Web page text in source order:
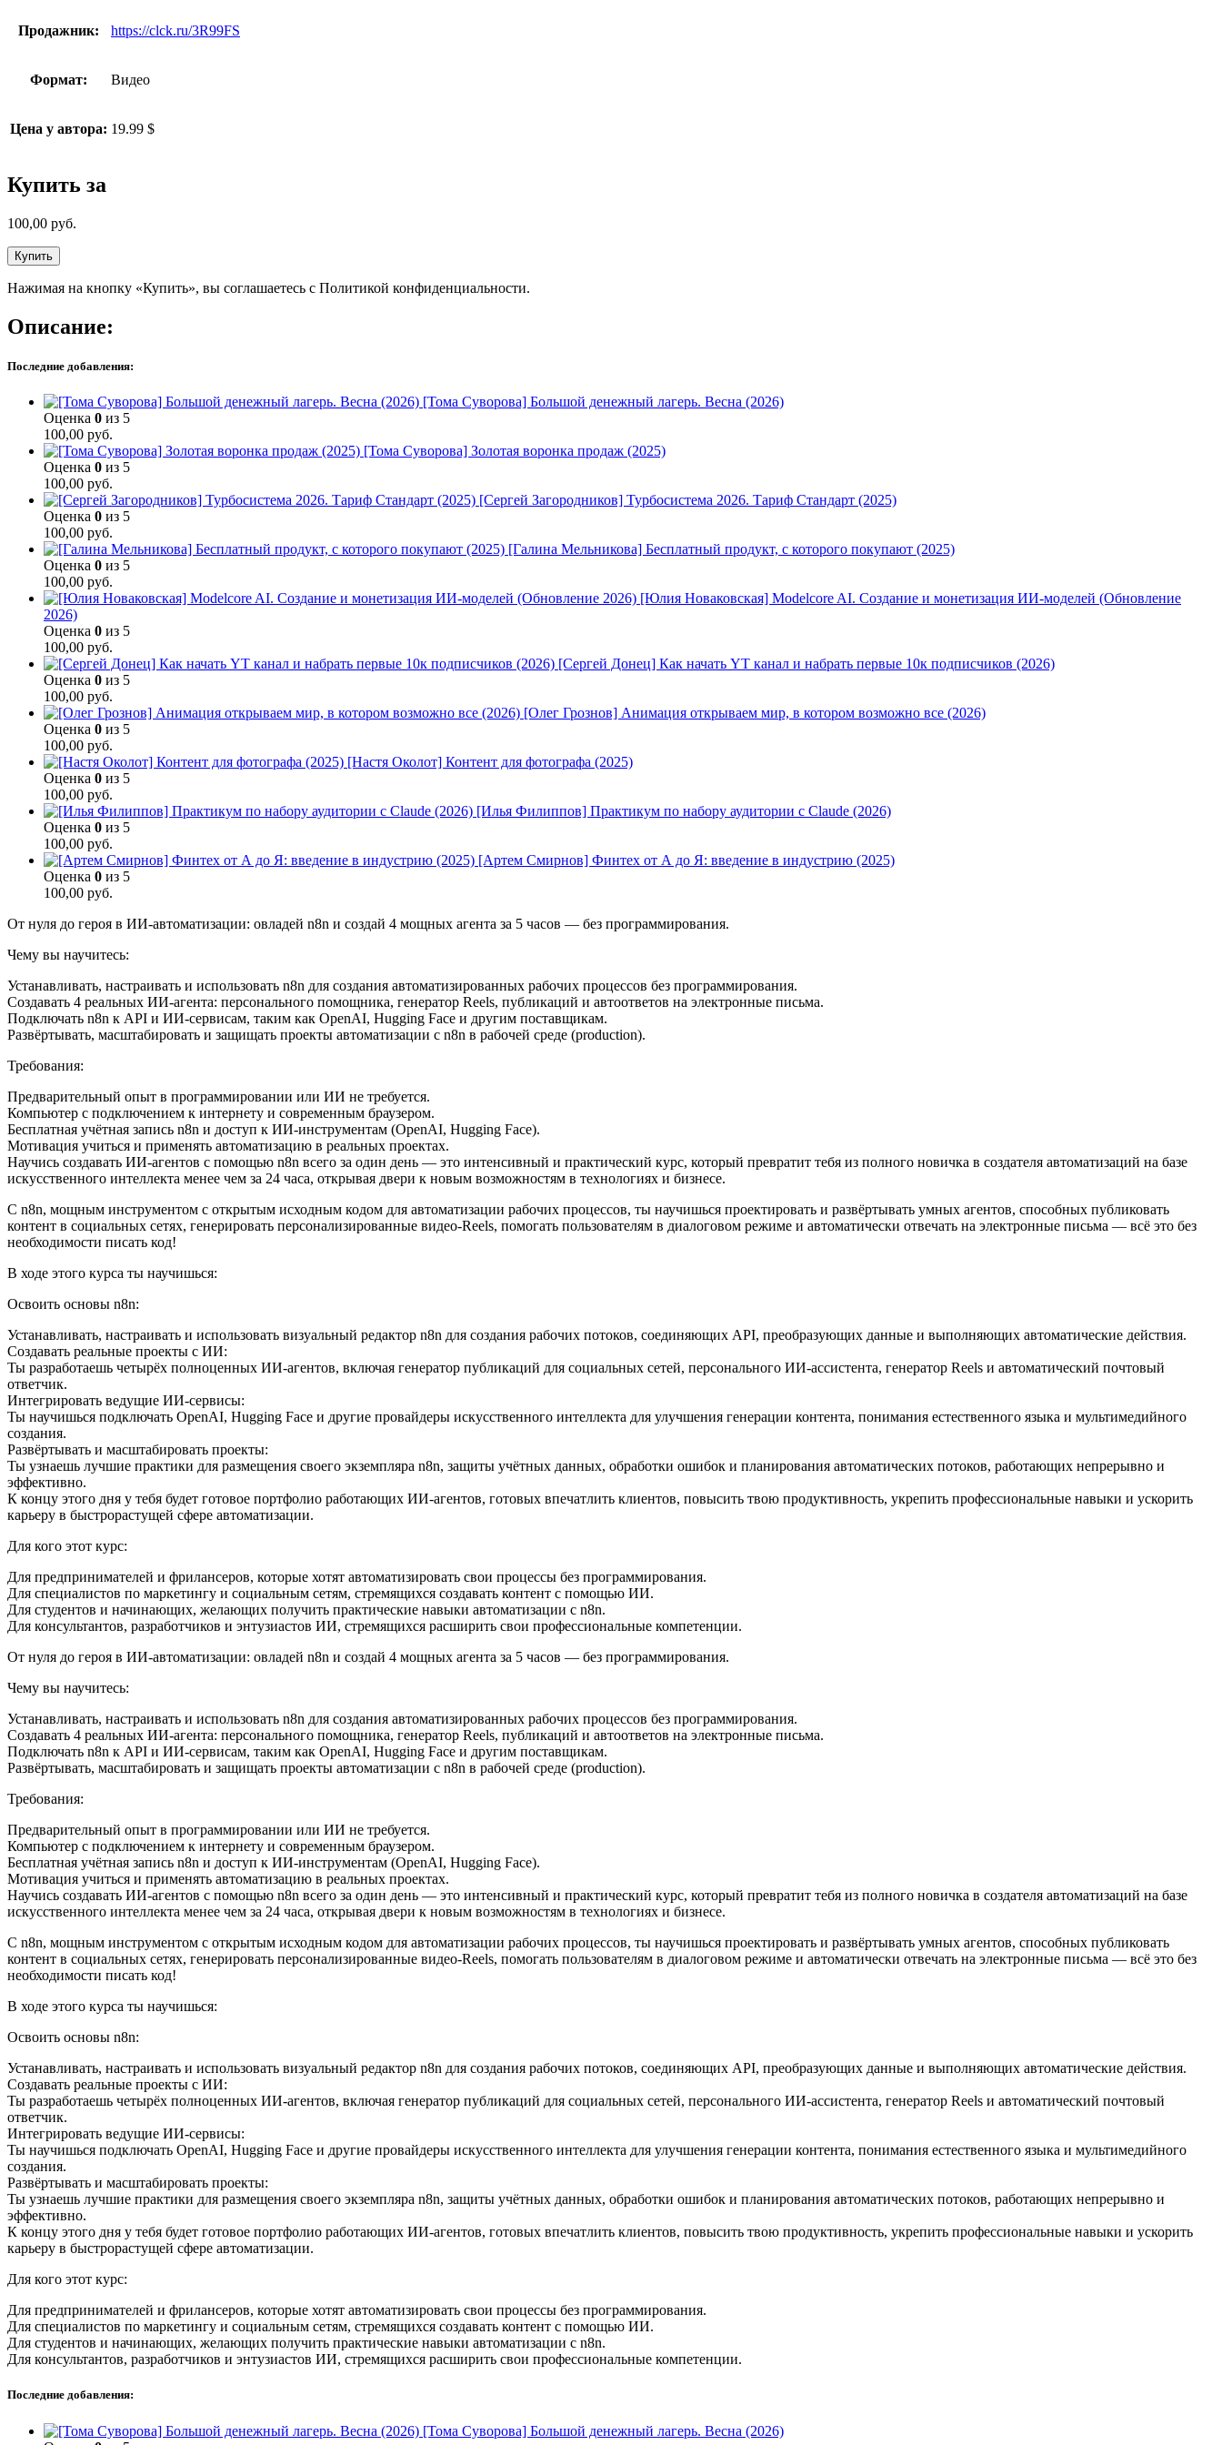
Продажник: https://clck.ru/3R99FS
Формат: Видео
Цена у автора: 19.99 $
Купить за
100,00 руб.
Купить
Нажимая на кнопку «Купить», вы соглашаетесь с Политикой конфиденциальности.
Описание:
Последние добавления:
[Тома Суворова] Большой денежный лагерь. Весна (2026)
Оценка 0 из 5
100,00 руб.
[Тома Суворова] Золотая воронка продаж (2025)
Оценка 0 из 5
100,00 руб.
[Сергей Загородников] Турбосистема 2026. Тариф Стандарт (2025)
Оценка 0 из 5
100,00 руб.
[Галина Мельникова] Бесплатный продукт, с которого покупают (2025)
Оценка 0 из 5
100,00 руб.
[Юлия Новаковская] Modelcore AI. Создание и монетизация ИИ-моделей (Обновление
2026)
Оценка 0 из 5
100,00 руб.
[Сергей Донец] Как начать YT канал и набрать первые 10к подписчиков (2026)
Оценка 0 из 5
100,00 руб.
[Олег Грознов] Анимация открываем мир, в котором возможно все (2026)
Оценка 0 из 5
100,00 руб.
[Настя Околот] Контент для фотографа (2025)
Оценка 0 из 5
100,00 руб.
[Илья Филиппов] Практикум по набору аудитории с Claude (2026)
Оценка 0 из 5
100,00 руб.
[Артем Смирнов] Финтех от А до Я: введение в индустрию (2025)
Оценка 0 из 5
100,00 руб.
От нуля до героя в ИИ-автоматизации: овладей n8n и создай 4 мощных агента за 5 часов — без программирования.
Чему вы научитесь:
Устанавливать, настраивать и использовать n8n для создания автоматизированных рабочих процессов без программирования.
Создавать 4 реальных ИИ-агента: персонального помощника, генератор Reels, публикаций и автоответов на электронные письма.
Подключать n8n к API и ИИ-сервисам, таким как OpenAI, Hugging Face и другим поставщикам.
Развёртывать, масштабировать и защищать проекты автоматизации с n8n в рабочей среде (production).
Требования:
Предварительный опыт в программировании или ИИ не требуется.
Компьютер с подключением к интернету и современным браузером.
Бесплатная учётная запись n8n и доступ к ИИ-инструментам (OpenAI, Hugging Face).
Мотивация учиться и применять автоматизацию в реальных проектах.
Научись создавать ИИ-агентов с помощью n8n всего за один день — это интенсивный и практический курс, который превратит тебя из полного новичка в создателя автоматизаций на базе
искусственного интеллекта менее чем за 24 часа, открывая двери к новым возможностям в технологиях и бизнесе.
С n8n, мощным инструментом с открытым исходным кодом для автоматизации рабочих процессов, ты научишься проектировать и развёртывать умных агентов, способных публиковать
контент в социальных сетях, генерировать персонализированные видео-Reels, помогать пользователям в диалоговом режиме и автоматически отвечать на электронные письма — всё это без
необходимости писать код!
В ходе этого курса ты научишься:
Освоить основы n8n:
Устанавливать, настраивать и использовать визуальный редактор n8n для создания рабочих потоков, соединяющих API, преобразующих данные и выполняющих автоматические действия.
Создавать реальные проекты с ИИ:
Ты разработаешь четырёх полноценных ИИ-агентов, включая генератор публикаций для социальных сетей, персонального ИИ-ассистента, генератор Reels и автоматический почтовый
ответчик.
Интегрировать ведущие ИИ-сервисы:
Ты научишься подключать OpenAI, Hugging Face и другие провайдеры искусственного интеллекта для улучшения генерации контента, понимания естественного языка и мультимедийного
создания.
Развёртывать и масштабировать проекты:
Ты узнаешь лучшие практики для размещения своего экземпляра n8n, защиты учётных данных, обработки ошибок и планирования автоматических потоков, работающих непрерывно и
эффективно.
К концу этого дня у тебя будет готовое портфолио работающих ИИ-агентов, готовых впечатлить клиентов, повысить твою продуктивность, укрепить профессиональные навыки и ускорить
карьеру в быстрорастущей сфере автоматизации.
Для кого этот курс:
Для предпринимателей и фрилансеров, которые хотят автоматизировать свои процессы без программирования.
Для специалистов по маркетингу и социальным сетям, стремящихся создавать контент с помощью ИИ.
Для студентов и начинающих, желающих получить практические навыки автоматизации с n8n.
Для консультантов, разработчиков и энтузиастов ИИ, стремящихся расширить свои профессиональные компетенции.
От нуля до героя в ИИ-автоматизации: овладей n8n и создай 4 мощных агента за 5 часов — без программирования.
Чему вы научитесь:
Устанавливать, настраивать и использовать n8n для создания автоматизированных рабочих процессов без программирования.
Создавать 4 реальных ИИ-агента: персонального помощника, генератор Reels, публикаций и автоответов на электронные письма.
Подключать n8n к API и ИИ-сервисам, таким как OpenAI, Hugging Face и другим поставщикам.
Развёртывать, масштабировать и защищать проекты автоматизации с n8n в рабочей среде (production).
Требования:
Предварительный опыт в программировании или ИИ не требуется.
Компьютер с подключением к интернету и современным браузером.
Бесплатная учётная запись n8n и доступ к ИИ-инструментам (OpenAI, Hugging Face).
Мотивация учиться и применять автоматизацию в реальных проектах.
Научись создавать ИИ-агентов с помощью n8n всего за один день — это интенсивный и практический курс, который превратит тебя из полного новичка в создателя автоматизаций на базе
искусственного интеллекта менее чем за 24 часа, открывая двери к новым возможностям в технологиях и бизнесе.
С n8n, мощным инструментом с открытым исходным кодом для автоматизации рабочих процессов, ты научишься проектировать и развёртывать умных агентов, способных публиковать
контент в социальных сетях, генерировать персонализированные видео-Reels, помогать пользователям в диалоговом режиме и автоматически отвечать на электронные письма — всё это без
необходимости писать код!
В ходе этого курса ты научишься:
Освоить основы n8n:
Устанавливать, настраивать и использовать визуальный редактор n8n для создания рабочих потоков, соединяющих API, преобразующих данные и выполняющих автоматические действия.
Создавать реальные проекты с ИИ:
Ты разработаешь четырёх полноценных ИИ-агентов, включая генератор публикаций для социальных сетей, персонального ИИ-ассистента, генератор Reels и автоматический почтовый
ответчик.
Интегрировать ведущие ИИ-сервисы:
Ты научишься подключать OpenAI, Hugging Face и другие провайдеры искусственного интеллекта для улучшения генерации контента, понимания естественного языка и мультимедийного
создания.
Развёртывать и масштабировать проекты:
Ты узнаешь лучшие практики для размещения своего экземпляра n8n, защиты учётных данных, обработки ошибок и планирования автоматических потоков, работающих непрерывно и
эффективно.
К концу этого дня у тебя будет готовое портфолио работающих ИИ-агентов, готовых впечатлить клиентов, повысить твою продуктивность, укрепить профессиональные навыки и ускорить
карьеру в быстрорастущей сфере автоматизации.
Для кого этот курс:
Для предпринимателей и фрилансеров, которые хотят автоматизировать свои процессы без программирования.
Для специалистов по маркетингу и социальным сетям, стремящихся создавать контент с помощью ИИ.
Для студентов и начинающих, желающих получить практические навыки автоматизации с n8n.
Для консультантов, разработчиков и энтузиастов ИИ, стремящихся расширить свои профессиональные компетенции.
Последние добавления:
[Тома Суворова] Большой денежный лагерь. Весна (2026)